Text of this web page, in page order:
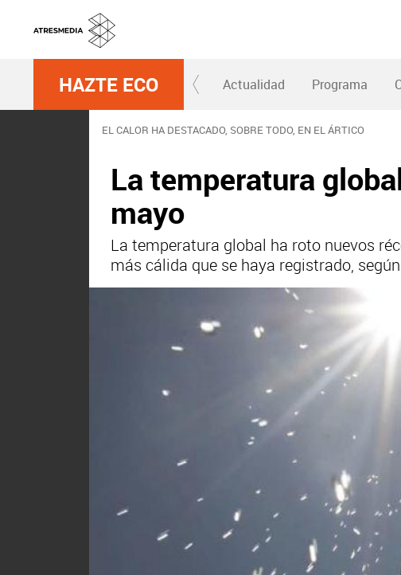
HAZTE ECO Actualidad Programa
EL CALOR HA DESTACADO, SOBRE TODO, EN EL ÁRTICO
La temperatura
mayo
La temperatura global ha roto nuevos
más cálida que se haya registrado,